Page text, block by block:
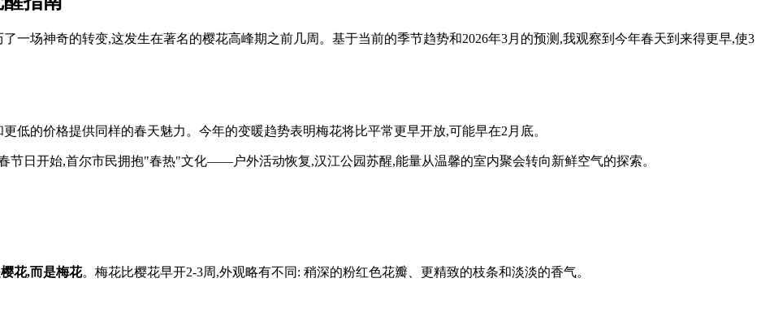
一场神奇的转变,这发生在著名的樱花高峰期之前几周。基于当前的季节趋势和2026年3月的预测,我观察到今年春天到来得更早,使3
低的价格提供同样的春天魅力。今年的变暖趋势表明梅花将比平常更早开放,可能早在2月底。
节日开始,首尔市民拥抱"春热"文化——户外活动恢复,汉江公园苏醒,能量从温馨的室内聚会转向新鲜空气的探索。
花,而是梅花。梅花比樱花早开2-3周,外观略有不同: 稍深的粉红色花瓣、更精致的枝条和淡淡的香气。